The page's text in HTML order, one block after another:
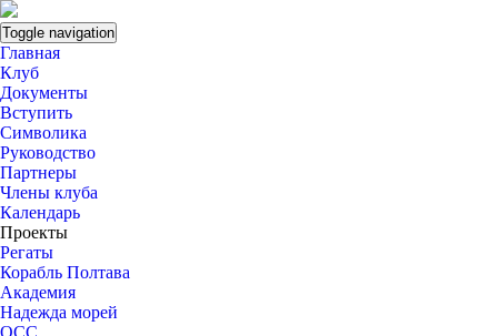
Toggle navigation
Главная
Клуб
Документы
Вступить
Символика
Руководство
Партнеры
Члены клуба
Календарь
Проекты
Регаты
Корабль Полтава
Академия
Надежда морей
ОСС